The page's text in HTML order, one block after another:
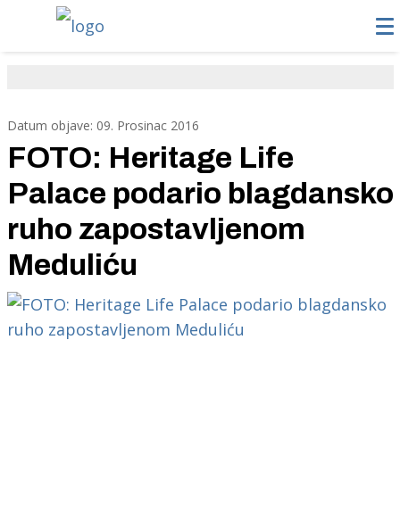
Datum objave: 09. Prosinac 2016
FOTO: Heritage Life
Palace podario blagdansko
ruho zapostavljenom
Meduliću